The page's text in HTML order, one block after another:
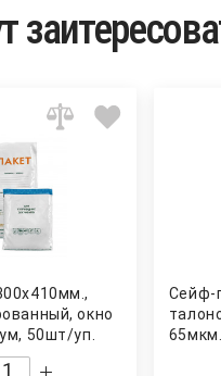
окно
50шт/уп.
Сейф-
для